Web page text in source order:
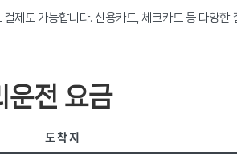
제도 가능합니다. 신용카드, 체크카드 등 다양한
운전 요금
도착지